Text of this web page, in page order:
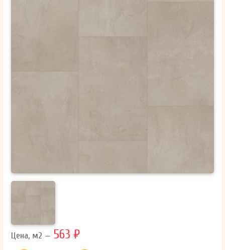
ОТПРАВИТЬ
Ваши данные не будут переданы третьим лицам
Цена, м2 — 563 ₽